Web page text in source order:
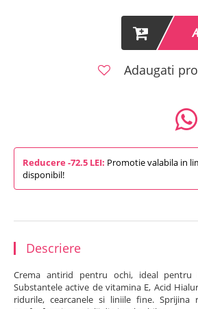
Adaugati
Reducere -72.5 LEI: Promotie valabila in
disponibil!
Descriere
Crema antirid pentru ochi, ideal
Substantele active de vitamina E, Acid
ridurile, cearcanele si liniile fine. Sprijina